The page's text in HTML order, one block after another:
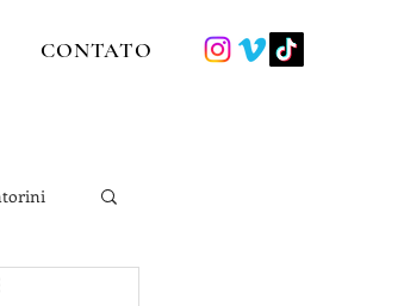
CONTATO